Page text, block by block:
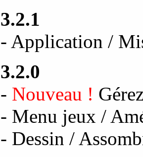
3.2.1
- Application /
3.2.0
- Nouveau !
- Menu jeux /
- Dessin /